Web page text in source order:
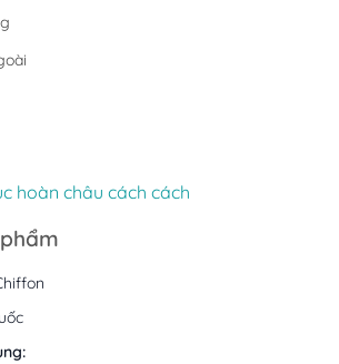
hoàn châu cách cách